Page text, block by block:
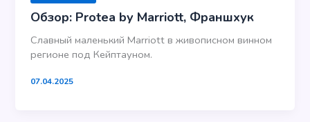
Обзор: Protea by Marriott, Франшхук
Славный маленький Marriott в живописном винном
регионе под Кейптауном.
07.04.2025